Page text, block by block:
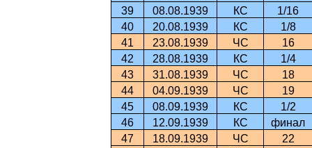
39
08.08.1939 КС
1/16
40
20.08.1939 КС
1/8
41
23.08.1939 ЧС
16
42
28.08.1939 КС
1/4
43
31.08.1939 ЧС
18
44
04.09.1939 ЧС
19
45
08.09.1939 КС
1/2
46
12.09.1939 КС
финал
47
18.09.1939 ЧС
22